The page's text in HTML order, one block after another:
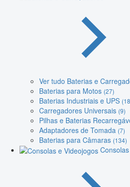
Ver tudo Baterias e
Baterias para Motos (27)
Baterias Industriais e UPS
Carregadores Universais (9)
Pilhas e Baterias
Adaptadores de Tomada (7)
Baterias para Câmaras (134)